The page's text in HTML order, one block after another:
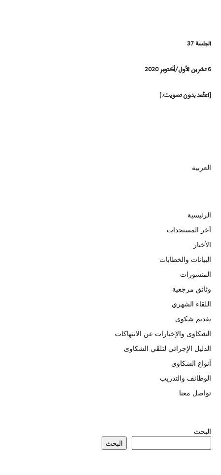
الجلسة 37
6 تشرين الأول/أكتوبر 2020
[اعتُمد بدون تصويت.]
العربية
الرئيسية
آخر المستجدات
الأخبار
البيانات والخطابات
المنشورات
وثائق مرجعية
اللقاء الشهري
تقديم شكوى
الشكاوى والإخبارات عن الانتهاكات
الدليل الإجرائي لتلقّي الشكاوى
أنواع الشكاوى
الوظائف والتدريب
تواصل معنا
البحث
البحث